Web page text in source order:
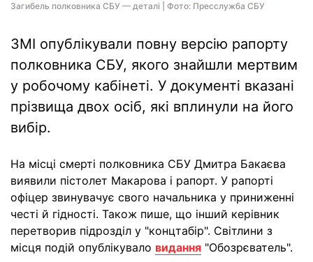
Загибель полковника СБУ — деталі | Фото: Пресслужба СБУ
ЗМІ опублікували повну версію рапорту
полковника СБУ, якого знайшли мертвим
у робочому кабінеті. У документі вказані
прізвища двох осіб, які вплинули на його
вибір.
На місці смерті полковника СБУ Дмитра Бакаєва
виявили пістолет Макарова і рапорт. У рапорті
офіцер звинувачує свого начальника у приниженні
честі й гідності. Також пише, що інший керівник
перетворив підрозділ у "концтабір". Світлини з
місця подій опублікувало видання "Обозрєватель".